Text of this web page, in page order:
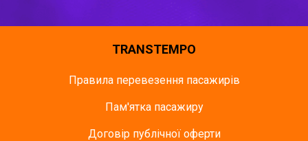
TRANSTEMPO
Правила перевезення пасажирів
Пам'ятка пасажиру
Договір публічної оферти